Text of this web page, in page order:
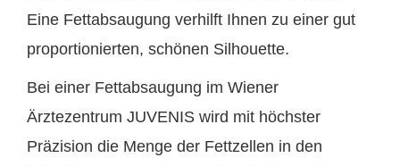
Eine Fettabsaugung verhilft Ihnen zu einer gut
proportionierten, schönen Silhouette.
Bei einer Fettabsaugung im Wiener
Ärztezentrum JUVENIS wird mit höchster
Präzision die Menge der Fettzellen in den